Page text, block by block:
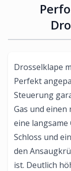
Drosselklape
Perfekt
Steuerung
Gas und einen
eine
Schloss und
den
ist. Deutlich